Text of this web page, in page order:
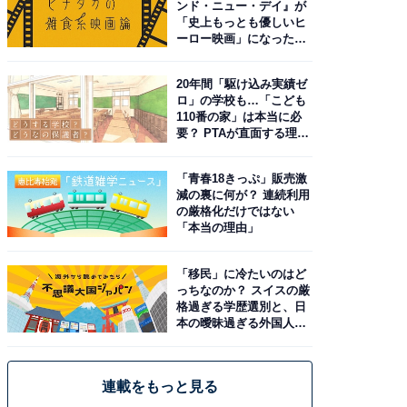
ンド・ニュー・デイ』が
「史上もっとも優しいヒ
ーロー映画」になった理
20年間「駆け込み実績ゼ
ロ」の学校も…「こども
110番の家」は本当に必
要？ PTAが直面する理想
「青春18きっぷ」販売激
減の裏に何が？ 連続利用
の厳格化だけではない
「本当の理由」
「移民」に冷たいのはど
っちなのか？ スイスの厳
格過ぎる学歴選別と、日
本の曖昧過ぎる外国人政
連載をもっと見る